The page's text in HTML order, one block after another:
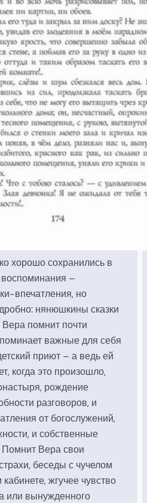
хорошо сохранились в
–
впечатления, но
нянюшкины сказки
помнит почти
важные для себя
приют – а ведь ей
когда это произошло,
рождение
разговоров, и
от богослужений,
и собственные
Вера свои
беседы с чучелом
жгучее чувство
или вынужденного